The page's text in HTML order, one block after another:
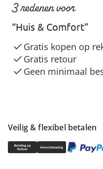
Veilig & flexibel betalen
3 redenen voor
“Huis & Comfort”
Gratis kopen op
Gratis retour
Geen minimaal